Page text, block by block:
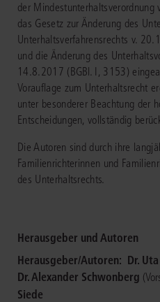
der
das Gesetz zur Änderung des
Unterhaltsverfahrensrechts v.
und die Änderung des
14.8.2017 (BGBl. I, 3153)
Vorauflage zum Unterhaltsrecht
unter besonderer Beachtung der
Entscheidungen, vollständig
Die Autoren sind durch ihre
Familienrichterinnen und
des Unterhaltsrechts.
Herausgeber und Autoren
Herausgeber/Autoren: Dr.
Dr. Alexander Schwonberg
Siede